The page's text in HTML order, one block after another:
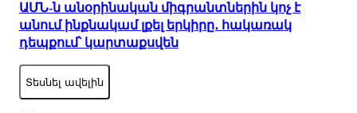
ԱՄՆ-ն անօրինական միգրանտներին կոչ է
անում ինքնակամ լքել երկիրը․ հակառակ
դեպքում՝ կարտաքսվեն
Տեսնել ավելին